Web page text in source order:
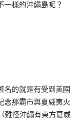
一樣的沖繩島呢？
名的就是有受到美國
念那霸市與夏威夷火
難怪沖繩有東方夏威